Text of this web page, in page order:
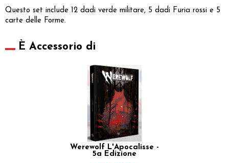
Questo set include 12 dadi verde militare, 5 dadi Furia rossi e 5
carte delle Forme.
È Accessorio di
Werewolf L'Apocalisse -
5a Edizione